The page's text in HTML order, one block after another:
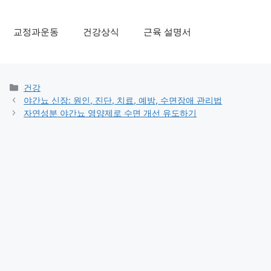
교정과운동 건강상식 근육 설명서
Categories
건강
야간뇨 신장: 원인, 진단, 치료, 예방, 수면장애 관리법
자연성분 야간뇨 영양제로 수면 개선 유도하기